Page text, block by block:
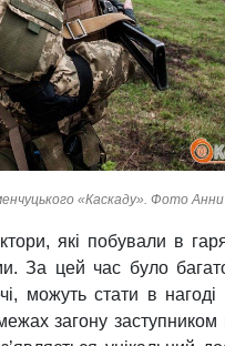
«Каскаду». Фото
які побували в
За цей час було
можуть стати в
загону